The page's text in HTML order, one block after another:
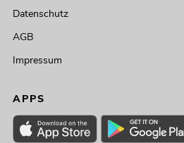
Datenschutz
AGB
Impressum
APPS